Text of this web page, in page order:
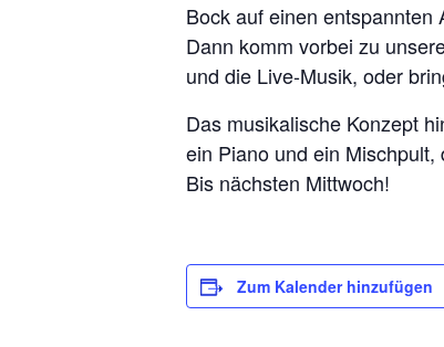
Bock auf einen entspannten
Dann komm vorbei zu
und die Live-Musik, oder
Das musikalische Konzept
ein Piano und ein
Bis nächsten Mittwoch!
Zum Kalender hinzufügen